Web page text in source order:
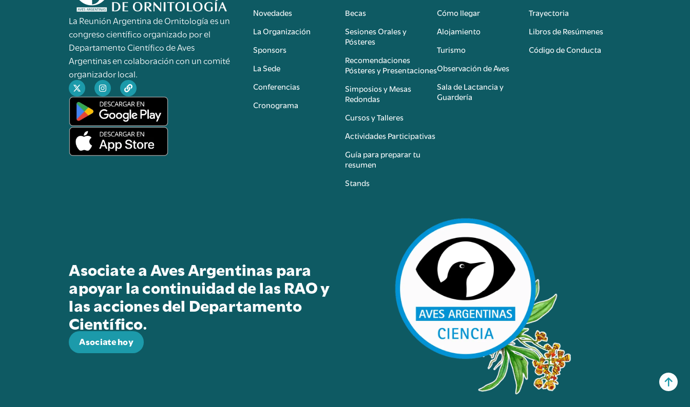
La Reunión Argentina de Ornitología es un
congreso científico organizado por el
Departamento Científico de Aves
Argentinas en colaboración con un comité
organizador local.
Novedades
La Organización
Sponsors
La Sede
Conferencias
Cronograma
Becas
Sesiones Orales y
Pósteres
Recomendaciones
Pósteres y Presentaciones
Simposios y Mesas
Redondas
Cursos y Talleres
Actividades Participativas
Guía para preparar tu
resumen
Stands
Cómo llegar
Alojamiento
Turismo
Observación de Aves
Sala de Lactancia y
Guardería
Trayectoria
Libros de Resúmenes
Código de Conducta
Asociate a Aves Argentinas para
apoyar la continuidad de las RAO y
las acciones del Departamento
Científico.
Asociate hoy